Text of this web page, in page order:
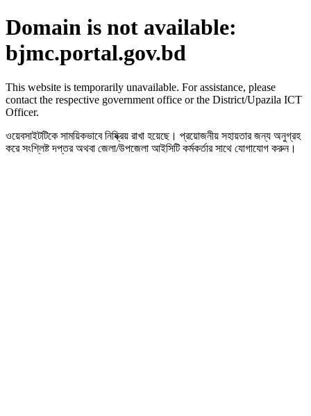
Domain is not available:
bjmc.portal.gov.bd
This website is temporarily unavailable. For assistance, please
contact the respective government office or the District/Upazila ICT
Officer.
ওয়েবসাইটটিকে সাময়িকভাবে নিষ্ক্রিয় রাখা হয়েছে। প্রয়োজনীয় সহায়তার জন্য অনুগ্রহ
করে সংশ্লিষ্ট দপ্তর অথবা জেলা/উপজেলা আইসিটি কর্মকর্তার সাথে যোগাযোগ করুন।